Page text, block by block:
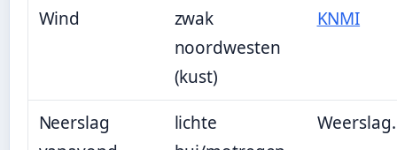
Wind
zwak
noordwesten
(kust)
KNMI
Neerslag
lichte